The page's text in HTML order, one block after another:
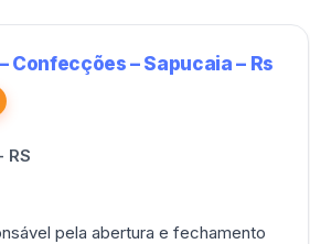
Confecções – Sapucaia – Rs
RS
pela abertura e fechamento